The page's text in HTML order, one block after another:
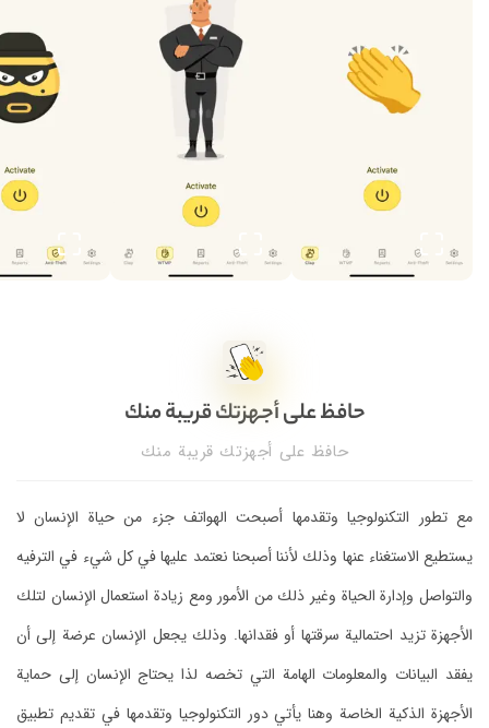
حافظ على أجهزتك قريبة منك
حافظ على أجهزتك قريبة منك
مع تطور التكنولوجيا وتقدمها أصبحت الهواتف جزء من حياة الإنسان لا
يستطيع الاستغناء عنها وذلك لأننا أصبحنا نعتمد عليها في كل شيء في الترفيه
والتواصل وإدارة الحياة وغير ذلك من الأمور ومع زيادة استعمال الإنسان لتلك
الأجهزة تزيد احتمالية سرقتها أو فقدانها. وذلك يجعل الإنسان عرضة إلى أن
يفقد البيانات والمعلومات الهامة التي تخصه لذا يحتاج الإنسان إلى حماية
الأجهزة الذكية الخاصة وهنا يأتي دور التكنولوجيا وتقدمها في تقديم تطبيق